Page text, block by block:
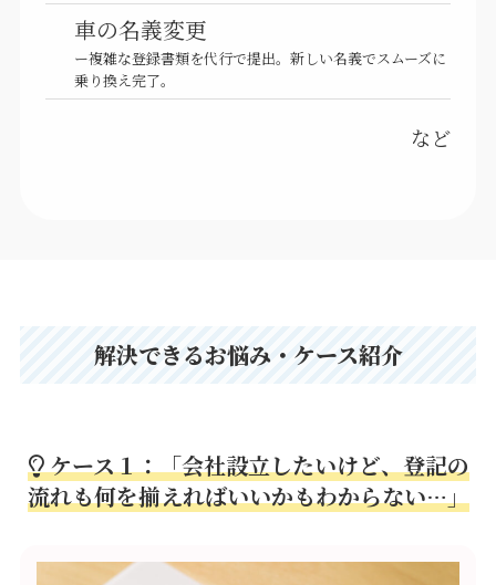
車の名義変更
ー複雑な登録書類を代行で提出。新しい名義でスムーズに
乗り換え完了。
など
解決できるお悩み・ケース紹介
ケース１：「会社設立したいけど、登記の
流れも何を揃えればいいかもわからない…」